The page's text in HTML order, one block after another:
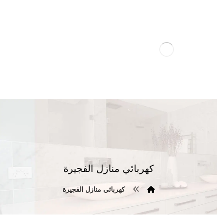
كهربائي منازل الفجيرة
كهربائي منازل الفجيرة